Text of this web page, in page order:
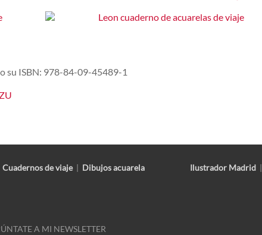
su ISBN: 978-84-09-45489-1
Cuadernos de viaje| Dibujos acuarela
A MI NEWSLETTER
Ilustrador Madrid|